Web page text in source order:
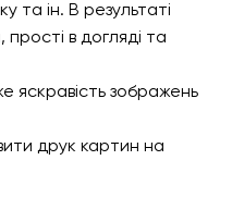
та ін. В результаті
прості в догляді та
яскравість зображень
друк картин на